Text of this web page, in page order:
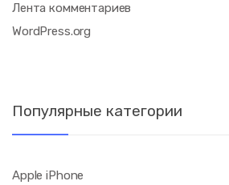
Лента комментариев
WordPress.org
Популярные категории
Apple iPhone